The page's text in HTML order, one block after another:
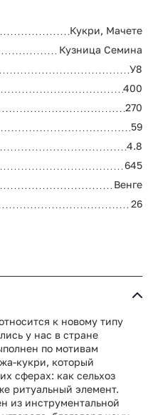
Кукри, Мачете
Кузница Семина
У8
400
270
59
4.8
645
Венге
26
к новому типу
у нас в стране
по мотивам
кукри, который
сферах: как сельхоз
ритуальный элемент.
из инструментальной